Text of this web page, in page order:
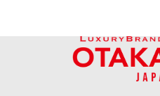
Longines WG Manual